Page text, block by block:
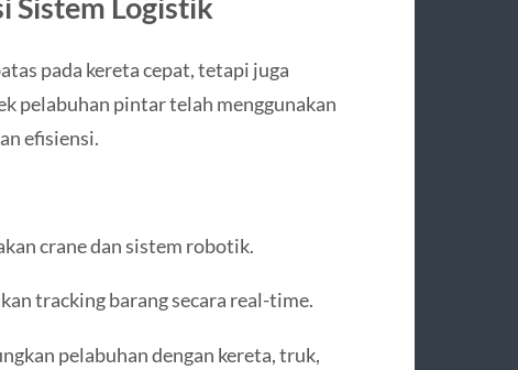
pada kereta cepat, tetapi juga
pelabuhan pintar telah menggunakan
efisiensi.
crane dan sistem robotik.
tracking barang secara real-time.
pelabuhan dengan kereta, truk,